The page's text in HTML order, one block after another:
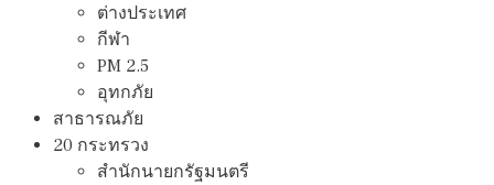
ต่างประเทศ
กีฬา
PM 2.5
อุทกภัย
สาธารณภัย
20 กระทรวง
สํานักนายกรัฐมนตรี